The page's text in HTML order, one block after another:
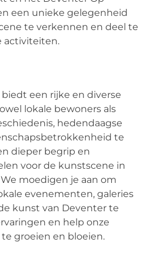
een unieke gelegenheid
te verkennen en deel te
activiteiten.
een rijke en diverse
lokale bewoners als
hedendaagse
te
dieper begrip en
voor de kunstscene in
moedigen je aan om
evenementen, galeries
kunst van Deventer te
en help onze
groeien en bloeien.